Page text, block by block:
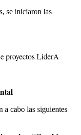
se iniciaron las
proyectos LiderA
a cabo las siguientes